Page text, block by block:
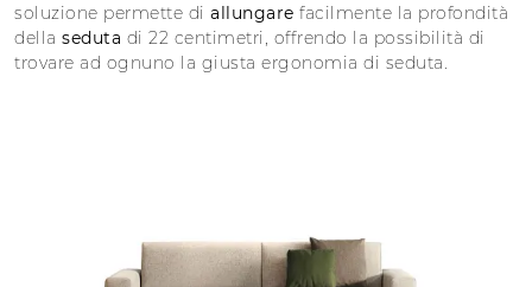
soluzione permette di allungare facilmente la profondità
della seduta di 22 centimetri, offrendo la possibilità di
trovare ad ognuno la giusta ergonomia di seduta.